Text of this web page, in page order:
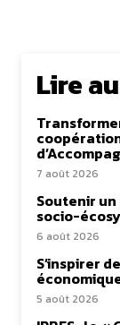
Lire
7 août 2026
Soutenir
socio-
6 août 2026
S’inspirer
5 août 2026